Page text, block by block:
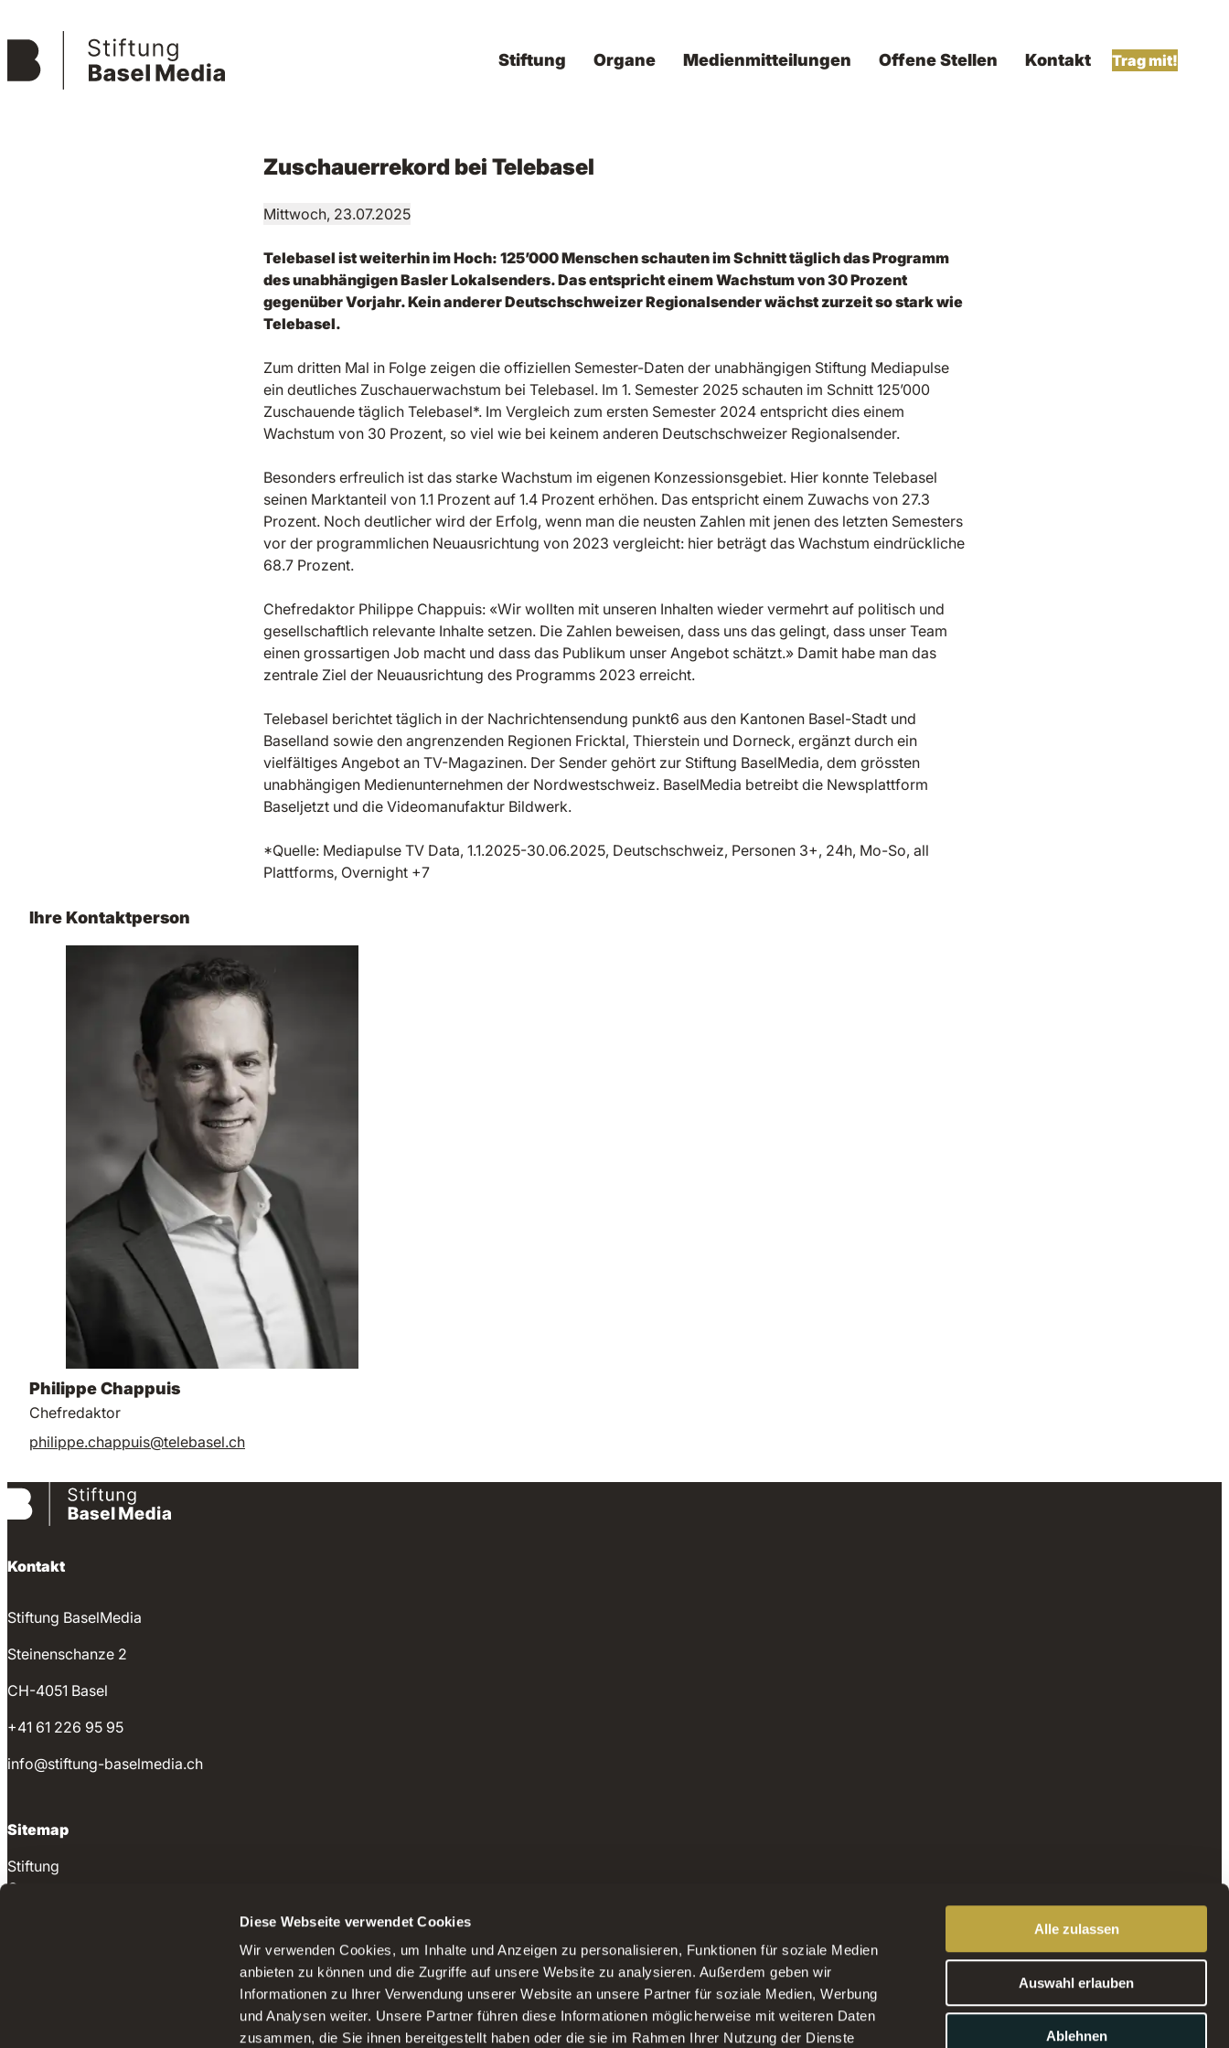
Diese Webseite verwendet Cookies
Wir verwenden Cookies, um Inhalte und Anzeigen zu personalisieren, Funktionen für soziale Medien
anbieten zu können und die Zugriffe auf unsere Website zu analysieren. Außerdem geben wir
Informationen zu Ihrer Verwendung unserer Website an unsere Partner für soziale Medien, Werbung
und Analysen weiter. Unsere Partner führen diese Informationen möglicherweise mit weiteren Daten
zusammen, die Sie ihnen bereitgestellt haben oder die sie im Rahmen Ihrer Nutzung der Dienste
Alle zulassen
Auswahl erlauben
Ablehnen
Stiftung Organe Medienmitteilungen Offene Stellen Kontakt Trag mit!
Zuschauerrekord bei Telebasel
Mittwoch, 23.07.2025
Telebasel ist weiterhin im Hoch: 125’000 Menschen schauten im Schnitt täglich das Programm
des unabhängigen Basler Lokalsenders. Das entspricht einem Wachstum von 30 Prozent
gegenüber Vorjahr. Kein anderer Deutschschweizer Regionalsender wächst zurzeit so stark wie
Telebasel.
Zum dritten Mal in Folge zeigen die offiziellen Semester-Daten der unabhängigen Stiftung Mediapulse
ein deutliches Zuschauerwachstum bei Telebasel. Im 1. Semester 2025 schauten im Schnitt 125’000
Zuschauende täglich Telebasel*. Im Vergleich zum ersten Semester 2024 entspricht dies einem
Wachstum von 30 Prozent, so viel wie bei keinem anderen Deutschschweizer Regionalsender.
Besonders erfreulich ist das starke Wachstum im eigenen Konzessionsgebiet. Hier konnte Telebasel
seinen Marktanteil von 1.1 Prozent auf 1.4 Prozent erhöhen. Das entspricht einem Zuwachs von 27.3
Prozent. Noch deutlicher wird der Erfolg, wenn man die neusten Zahlen mit jenen des letzten Semesters
vor der programmlichen Neuausrichtung von 2023 vergleicht: hier beträgt das Wachstum eindrückliche
68.7 Prozent.
Chefredaktor Philippe Chappuis: «Wir wollten mit unseren Inhalten wieder vermehrt auf politisch und
gesellschaftlich relevante Inhalte setzen. Die Zahlen beweisen, dass uns das gelingt, dass unser Team
einen grossartigen Job macht und dass das Publikum unser Angebot schätzt.» Damit habe man das
zentrale Ziel der Neuausrichtung des Programms 2023 erreicht.
Telebasel berichtet täglich in der Nachrichtensendung punkt6 aus den Kantonen Basel-Stadt und
Baselland sowie den angrenzenden Regionen Fricktal, Thierstein und Dorneck, ergänzt durch ein
vielfältiges Angebot an TV-Magazinen. Der Sender gehört zur Stiftung BaselMedia, dem grössten
unabhängigen Medienunternehmen der Nordwestschweiz. BaselMedia betreibt die Newsplattform
Baseljetzt und die Videomanufaktur Bildwerk.
*Quelle: Mediapulse TV Data, 1.1.2025-30.06.2025, Deutschschweiz, Personen 3+, 24h, Mo-So, all
Plattforms, Overnight +7
Ihre Kontaktperson
Philippe Chappuis
Chefredaktor
philippe.chappuis@telebasel.ch
Kontakt
Stiftung BaselMedia
Steinenschanze 2
CH-4051 Basel
+41 61 226 95 95
info@stiftung-baselmedia.ch
Sitemap
Stiftung
Organe